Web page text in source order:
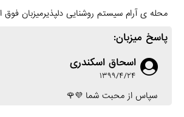
محله ی آرام سیستم روشنایی دلپذیرمیزبان
پاسخ میزبان:
اسحاق اسکندری
۱۳۹۹/۴/۲۴
سپاس از محبت شما 💜🌹